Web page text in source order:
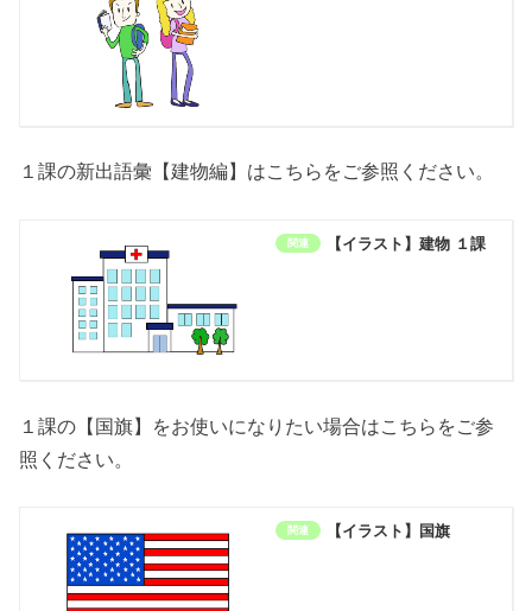
１課の新出語彙【建物編】はこちらをご参照ください。
【イラスト】建物 １課
１課の【国旗】をお使いになりたい場合はこちらをご参
照ください。
【イラスト】国旗